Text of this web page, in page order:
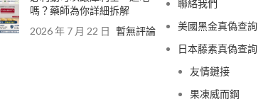
嗎？藥師為你詳細拆解
2026 年 7 月 22 日 暫無評論
聯絡我們
美國黑金真偽查詢
日本藤素真偽查詢
友情鏈接
果凍威而鋼